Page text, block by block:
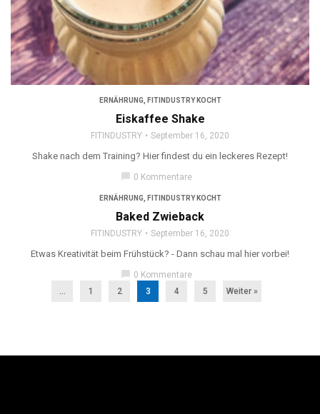
ERNÄHRUNG, FITINDUSTRY KOCHT
Eiskaffee Shake
FITINDUSTRY September 16, 2020
Shake nach dem Training? Hier findest du ein leckeres Rezept!
chat_bubble 0 Kommentare
ERNÄHRUNG, FITINDUSTRY KOCHT
Baked Zwieback
FITINDUSTRY September 16, 2020
Etwas Kreativität beim Frühstück? - Dann schau mal hier vorbei!
chat_bubble 0 Kommentare
...
1 2 3 4 5 Weiter »